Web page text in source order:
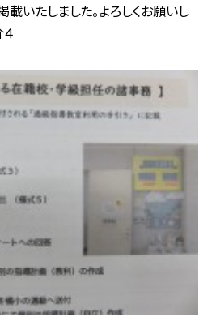
いたしました。よろしくお願いし